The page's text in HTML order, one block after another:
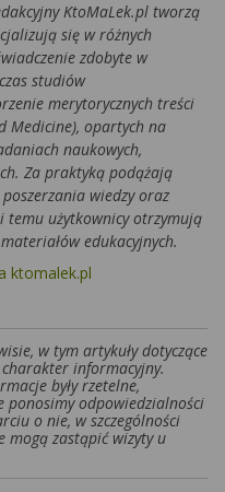
KtoMaLek.pl tworzą
się w różnych
zdobyte w
studiów
merytorycznych treści
Medicine), opartych na
naukowych,
Za praktyką podążają
wiedzy oraz
temu użytkownicy otrzymują
edukacyjnych.
ktomalek.pl
w tym artykuły dotyczące
informacyjny.
były rzetelne,
ponosimy odpowiedzialności
o nie, w szczególności
mogą zastąpić wizyty u